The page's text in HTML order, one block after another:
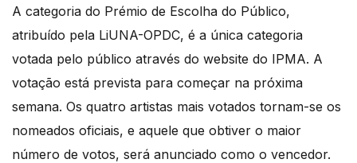
A categoria do Prémio de Escolha do Público,
atribuído pela LiUNA-OPDC, é a única categoria
votada pelo público através do website do IPMA. A
votação está prevista para começar na próxima
semana. Os quatro artistas mais votados tornam-se os
nomeados oficiais, e aquele que obtiver o maior
número de votos, será anunciado como o vencedor.